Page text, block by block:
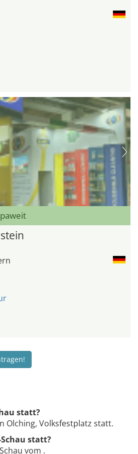
statt?
Olching, Volksfestplatz statt.
statt?
vom .